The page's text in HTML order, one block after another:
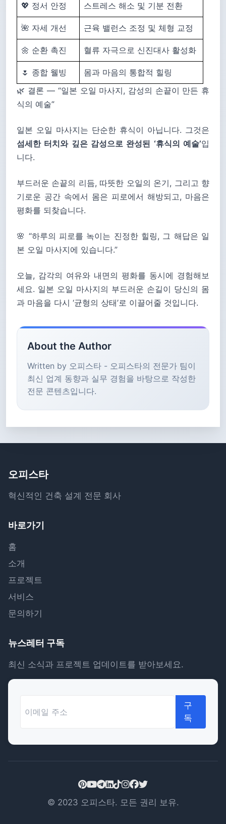
💖 정서 안정 스트레스 해소 및 기분 전환
🌺 자세 개선 근육 밸런스 조정 및 체형 교정
🌼 순환 촉진 혈류 자극으로 신진대사 활성화
🌷 종합 웰빙
몸과 마음의 통합적 힐링
🌿 결론 ― “일본 오일 마사지, 감성의 손끝이 만든 휴
식의 예술”
일본 오일 마사지는 단순한 휴식이 아닙니다. 그것은
섬세한 터치와 깊은 감성으로 완성된 ‘휴식의 예술’입
니다.
부드러운 손끝의 리듬, 따뜻한 오일의 온기, 그리고 향
기로운 공간 속에서 몸은 피로에서 해방되고, 마음은
평화를 되찾습니다.
🌸 “하루의 피로를 녹이는 진정한 힐링, 그 해답은 일
본 오일 마사지에 있습니다.”
오늘, 감각의 여유와 내면의 평화를 동시에 경험해보
세요. 일본 오일 마사지의 부드러운 손길이 당신의 몸
과 마음을 다시 ‘균형의 상태’로 이끌어줄 것입니다.
About the Author
Written by 오피스타 - 오피스타의 전문가 팀이
최신 업계 동향과 실무 경험을 바탕으로 작성한
전문 콘텐츠입니다.
오피스타
혁신적인 건축 설계 전문 회사
바로가기
홈
소개
프로젝트
서비스
문의하기
뉴스레터 구독
최신 소식과 프로젝트 업데이트를 받아보세요.
구
독
© 2023 오피스타. 모든 권리 보유.